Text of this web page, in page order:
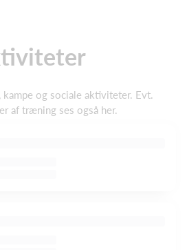
og sociale aktiviteter. Evt.
af træning ses også her.